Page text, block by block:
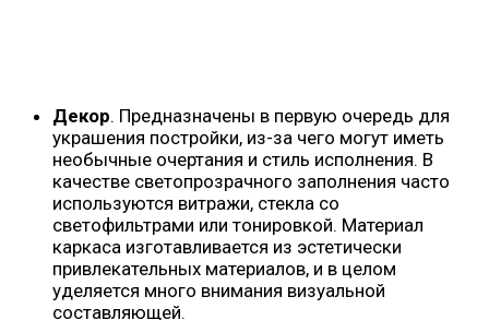
Декор. Предназначены в первую очередь для
украшения постройки, из-за чего могут иметь
необычные очертания и стиль исполнения. В
качестве светопрозрачного заполнения часто
используются витражи, стекла со
светофильтрами или тонировкой. Материал
каркаса изготавливается из эстетически
привлекательных материалов, и в целом
уделяется много внимания визуальной
составляющей.